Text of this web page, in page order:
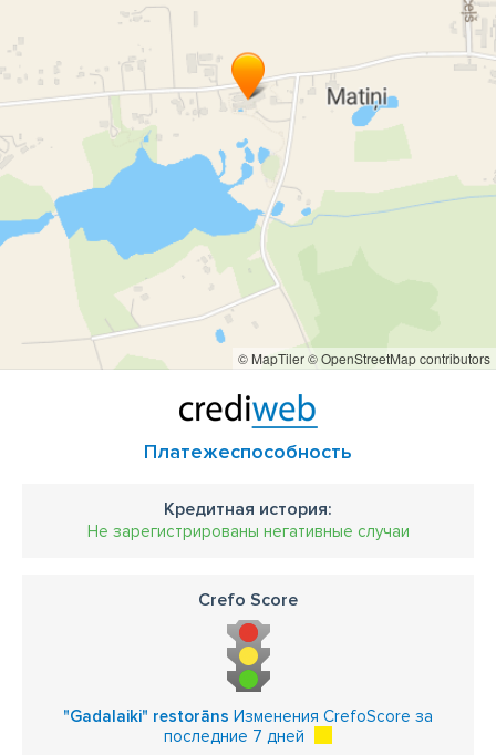
© MapTiler© OpenStreetMap contributors
Платежеспособность
Кредитная история:
Не зарегистрированы негативные случаи
Crefo Score
"Gadalaiki" restorāns Изменения CrefoScore за
последние 7 дней